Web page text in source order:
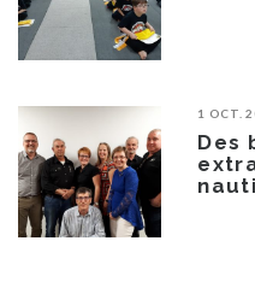
1 OCT.
Des